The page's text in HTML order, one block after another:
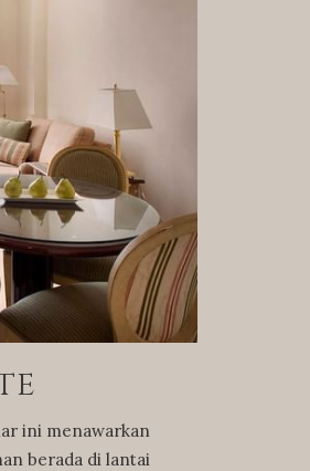
ini menawarkan
berada di lantai